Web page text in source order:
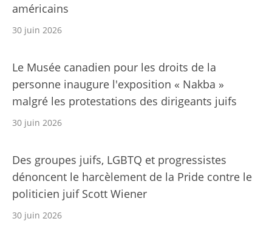
américains
30 juin 2026
Le Musée canadien pour les droits de la
personne inaugure l'exposition « Nakba »
malgré les protestations des dirigeants juifs
30 juin 2026
Des groupes juifs, LGBTQ et progressistes
dénoncent le harcèlement de la Pride contre le
politicien juif Scott Wiener
30 juin 2026